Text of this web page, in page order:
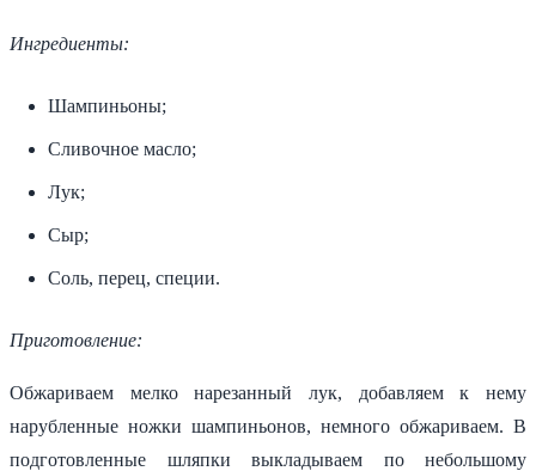
Ингредиенты:
Шампиньоны;
Сливочное масло;
Лук;
Сыр;
Соль, перец, специи.
Приготовление:
Обжариваем мелко нарезанный лук, добавляем к нему
нарубленные ножки шампиньонов, немного обжариваем. В
подготовленные шляпки выкладываем по небольшому